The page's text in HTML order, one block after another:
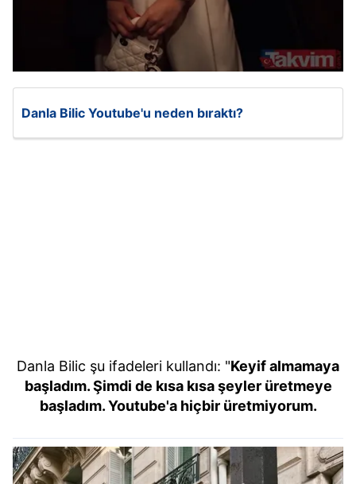
Danla Bilic Youtube'u neden bıraktı?
Danla Bilic şu ifadeleri kullandı: "Keyif almamaya
başladım. Şimdi de kısa kısa şeyler üretmeye
başladım. Youtube'a hiçbir üretmiyorum.